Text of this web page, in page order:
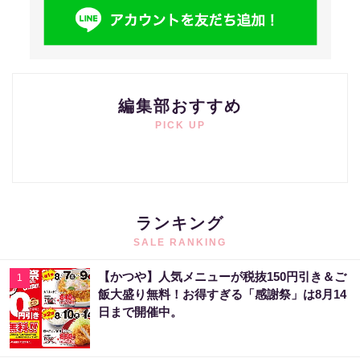
編集部おすすめ
PICK UP
ランキング
SALE RANKING
1
【かつや】人気メニューが税抜150円引き＆ご
飯大盛り無料！お得すぎる「感謝祭」は8月14
日まで開催中。